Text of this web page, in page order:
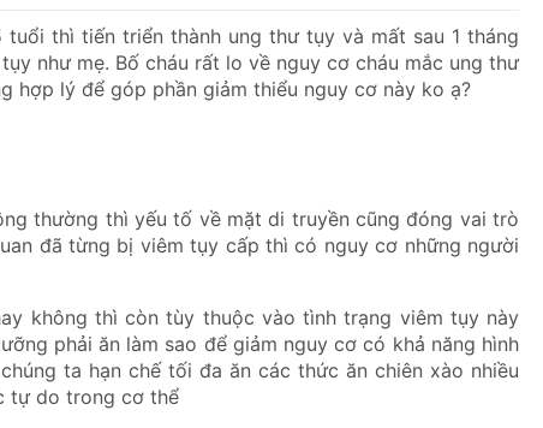
thì tiến triển thành ung thư tụy và mất sau 1 tháng
như mẹ. Bố cháu rất lo về nguy cơ cháu mắc ung thư
hợp lý để góp phần giảm thiểu nguy cơ này ko ạ?
thường thì yếu tố về mặt di truyền cũng đóng vai trò
đã từng bị viêm tụy cấp thì có nguy cơ những người
không thì còn tùy thuộc vào tình trạng viêm tụy này
phải ăn làm sao để giảm nguy cơ có khả năng hình
ta hạn chế tối đa ăn các thức ăn chiên xào nhiều
tự do trong cơ thể